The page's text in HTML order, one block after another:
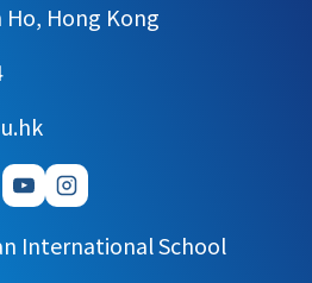
Ho, Hong Kong
International School